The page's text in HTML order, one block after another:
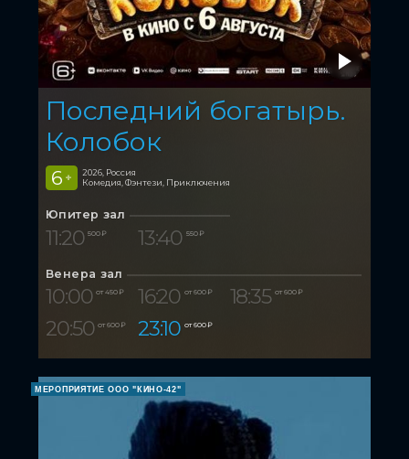
Последний богатырь.
Колобок
6 +
2026, Россия
Комедия, Фэнтези, Приключения
Юпитер зал
11:20 500 ₽ 13:40 550 ₽
Венера зал
10:00 от 450 ₽ 16:20 от 600 ₽ 18:35 от 600 ₽
20:50 от 600 ₽ 23:10 от 600 ₽
МЕРОПРИЯТИЕ ООО "КИНО-42"